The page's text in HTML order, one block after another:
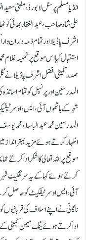
انڈ یا مسلم پرسنل لا بورڈ ،مفتی
علی شاہ صاحب ،عبدالغفار
اشرف پاڈیلا اور تمام ذمہ داران و
استقبال کیا اس موقع پر خمیسہ غلام
صدر کمیٹی افضل اشرف پاڈیلا نے
المدرسین اور پرنسپل کو تمام
شہر کے ہاتھوں آئی، ایس، او
المدرسین محمد عبدالباسط، محمد
اظہار کرتے ہوئے مزید بہتر انداز
موقع پر اللہ تعالی کا شکر ادا
کرتے ہوئے کہا کے یہ سرٹفکیٹ
آئی ،ایس او سرٹیفکیٹ کو حاصل
ناگانی نے اپنے اسلاف کی
ادا کرتے ہوئے ینگ میمن کمیٹی کے